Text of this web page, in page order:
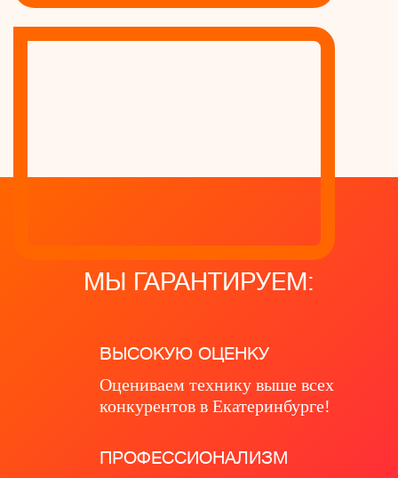
МЫ ГАРАНТИРУЕМ:
ВЫСОКУЮ ОЦЕНКУ
Оцениваем технику выше всех
конкурентов в Екатеринбурге!
ПРОФЕССИОНАЛИЗМ